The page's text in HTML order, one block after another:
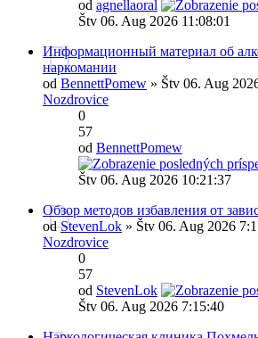
od agnellaoral
Štv 06. Aug 2026 11:08:01
Информационный материал об
наркомании
od BennettPomew » Štv 06. Aug
Nozdrovice
0
57
od BennettPomew
Štv 06. Aug 2026 10:21:37
Обзор методов избавления от
odStevenLok » Štv 06. Aug 2026
Nozdrovice
0
57
od StevenLok
Štv 06. Aug 2026 7:15:40